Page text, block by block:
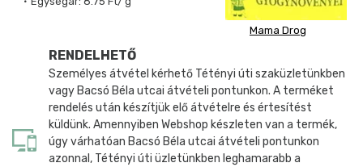
Mama Drog
RENDELHETŐ
Személyes átvétel kérhető Tétényi úti szaküzletünkben
vagy Bacsó Béla utcai átvételi pontunkon. A terméket
rendelés után készítjük elő átvételre és értesítést
küldünk. Amennyiben Webshop készleten van a termék,
úgy várhatóan Bacsó Béla utcai átvételi pontunkon
azonnal, Tétényi úti üzletünkben leghamarabb a